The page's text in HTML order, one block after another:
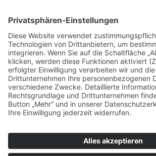
Redaktion bbkult.net
Centrum Bavaria Bohemia (CeBB)
Dr. Veronika Hofinger
Freyung 1, 92539 Schönsee
Tel.:+49 (0)9674 / 92 48 78
veronika.hofinger@cebb.de